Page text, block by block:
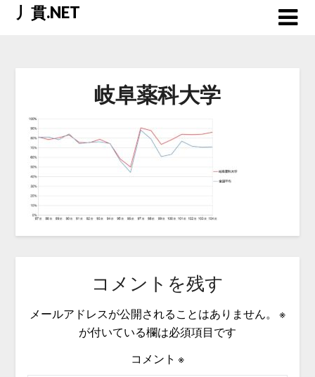
Skip丿貫.NET
岐阜薬科大学
コメントを残す
メールアドレスが公開されることはありません。
※
が付いている欄は必須項目です
コメント ※